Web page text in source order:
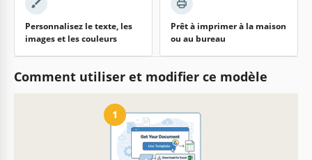
Personnalisez le texte, les
images et les couleurs
Prêt à imprimer à la maison
ou au bureau
Comment utiliser et modifier ce modèle
1